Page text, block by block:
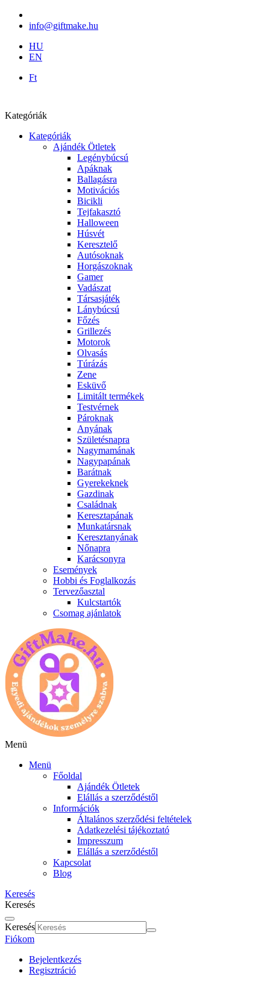
info@giftmake.hu
HU
EN
Ft
Kategóriák
Kategóriák
Ajándék Ötletek
Legénybúcsú
Apáknak
Ballagásra
Motivációs
Bicikli
Tejfakasztó
Halloween
Húsvét
Keresztelő
Autósoknak
Horgászoknak
Gamer
Vadászat
Társasjáték
Lánybúcsú
Főzés
Grillezés
Motorok
Olvasás
Túrázás
Zene
Esküvő
Limitált termékek
Testvérnek
Pároknak
Anyának
Születésnapra
Nagymamának
Nagypapának
Barátnak
Gyerekeknek
Gazdinak
Családnak
Keresztapának
Munkatársnak
Keresztanyának
Nőnapra
Karácsonyra
Események
Hobbi és Foglalkozás
Tervezőasztal
Kulcstartók
Csomag ajánlatok
Menü
Menü
Főoldal
Ajándék Ötletek
Elállás a szerződéstől
Információk
Általános szerződési feltételek
Adatkezelési tájékoztató
Impresszum
Elállás a szerződéstől
Kapcsolat
Blog
Keresés
Keresés
Keresés
Fiókom
Bejelentkezés
Regisztráció